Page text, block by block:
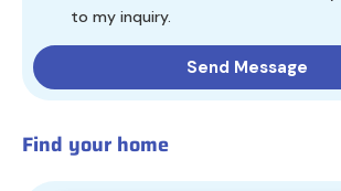
to my inquiry.
Find your home